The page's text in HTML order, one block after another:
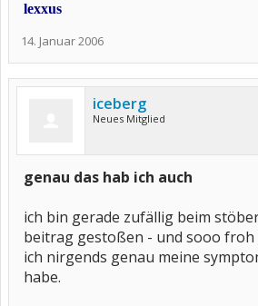
lexxus
14. Januar 2006
iceberg
Neues Mitglied
genau das hab ich auch
ich bin gerade zufällig beim
beitrag gestoßen - und sooo froh
ich nirgends genau meine
habe.